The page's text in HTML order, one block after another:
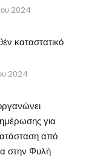
2024
καταστατικό
2024
για
από
στην Φυλή